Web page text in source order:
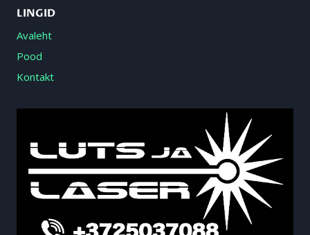
LINGID
Avaleht
Pood
Kontakt